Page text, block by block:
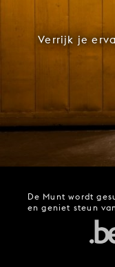
Verrijk je
De Munt wordt
en geniet steun